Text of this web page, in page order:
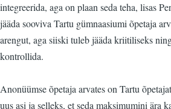
integreerida, aga on plaan seda teha, lisas
jääda sooviva Tartu gümnaasiumi õpetaja
arengut, aga siiski tuleb jääda kriitiliseks
kontrollida.
Anonüümse õpetaja arvates on Tartu
uus asi ja selleks, et seda maksimumini ära